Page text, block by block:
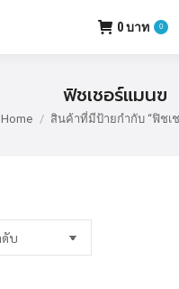
0บาท 0
ฟิชเชอร์แมนฃ
You are here:
Home สินค้าที่มีป้ายกำกับ “ฟิชเ